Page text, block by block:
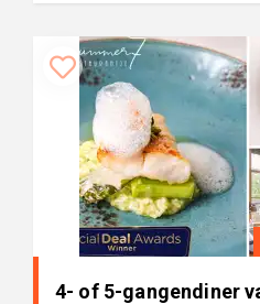
4- of 5-gangendiner